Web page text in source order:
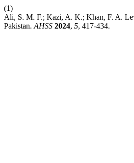
(1)
Ali, S. M. F.; Kazi, A. K.; Khan, F. A.
Pakistan. AHSS 2024, 5, 417-434.